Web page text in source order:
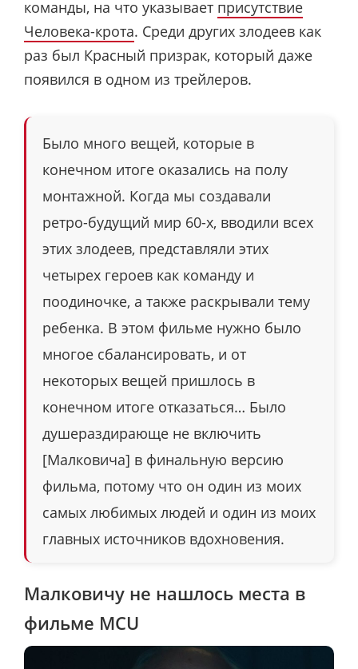
команды, на что указывает присутствие
Человека-крота. Среди других злодеев как
раз был Красный призрак, который даже
появился в одном из трейлеров.
Было много вещей, которые в
конечном итоге оказались на полу
монтажной. Когда мы создавали
ретро-будущий мир 60-х, вводили всех
этих злодеев, представляли этих
четырех героев как команду и
поодиночке, а также раскрывали тему
ребенка. В этом фильме нужно было
многое сбалансировать, и от
некоторых вещей пришлось в
конечном итоге отказаться… Было
душераздирающе не включить
[Малковича] в финальную версию
фильма, потому что он один из моих
самых любимых людей и один из моих
главных источников вдохновения.
Малковичу не нашлось места в
фильме MCU